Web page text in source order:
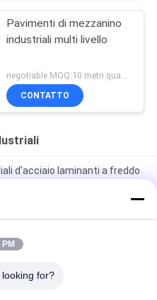
Pavimenti di mezzanino
industriali multi livello
CONTATTO
d'acciaio laminanti a freddo
di mezzanino
multi livello per stoccaggio
for?